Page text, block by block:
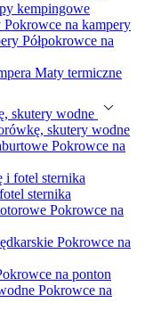
kempingowe
Pokrowce na kampery
Półpokrowce na
Maty termiczne
skutery wodne
skutery wodne
Pokrowce na
sternika
Pokrowce na
Pokrowce na
na ponton
Pokrowce na